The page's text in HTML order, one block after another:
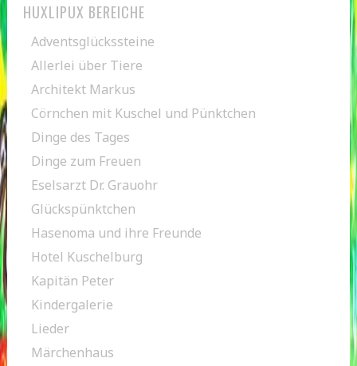
HUXLIPUX BEREICHE
Adventsglückssteine
Allerlei über Tiere
Architekt Markus
Cörnchen mit Kuschel und Pünktchen
Dinge des Tages
Dinge zum Freuen
Eselsarzt Dr. Grauohr
Glückspünktchen
Hasenoma und ihre Freunde
Hotel Kuschelburg
Kapitän Peter
Kindergalerie
Lieder
Märchenhaus